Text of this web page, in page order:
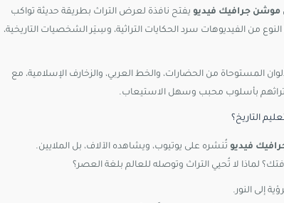
موشن جرافيك فيديو يفتح نافذة لعرض التراث بطريقة حديثة تواكب
من الفيديوهات سرد الحكايات التراثية، وسِيَر الشخصيات التاريخية،
المستوحاة من الحضارات، والخط العربي، والزخارف الإسلامية، مع
تراثهم بأسلوب محبب وسهل الاستيعاب.
التاريخ؟
فيديو تُنشره على يوتيوب، ويشاهده الآلاف، بل الملايين.
لماذا لا تُحيي التراث وتوصله للعالم بلغة العصر؟
إلى النور.